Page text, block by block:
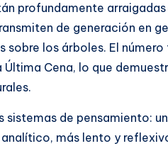
profundamente
de generación en
sobre los árboles. El
Cena, lo que
sistemas de pensamiento:
más lento y